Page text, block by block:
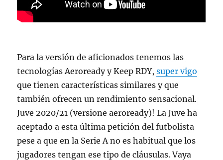
Para la versión de aficionados tenemos las
tecnologías Aeroready y Keep RDY,super vigo
que tienen características similares y que
también ofrecen un rendimiento sensacional.
Juve 2020/21 (versione aeroready)! La Juve ha
aceptado a esta última petición del futbolista
pese a que en la Serie A no es habitual que los
jugadores tengan ese tipo de cláusulas. Vaya